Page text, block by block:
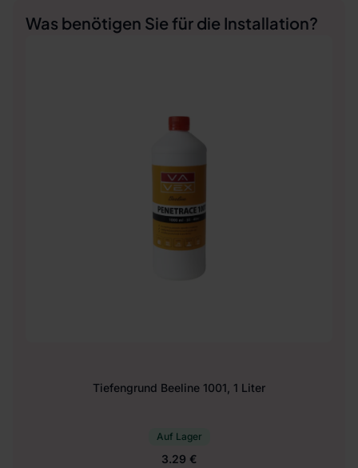
Was benötigen Sie für die Installation?
Tiefengrund Beeline 1001, 1 Liter
Auf Lager
3.29 €